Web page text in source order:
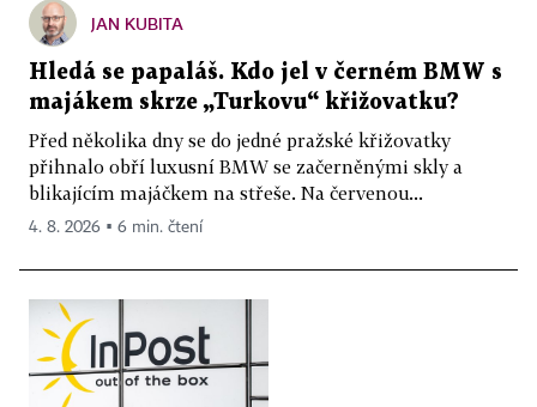
JAN KUBITA
Hledá se papaláš. Kdo jel v černém BMW s
majákem skrze „Turkovu“ křižovatku?
Před několika dny se do jedné pražské křižovatky
přihnalo obří luxusní BMW se začerněnými skly a
blikajícím majáčkem na střeše. Na červenou...
4. 8. 2026 ▪ 6 min. čtení